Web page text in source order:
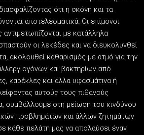
ότι η σκόνη και τα
αποτελεσματικά. Οι επίμονοι
αντιμετωπίζονται με κατάλληλα
οι λεκέδες και να διευκολυνθεί
ακολουθεί καθαρισμός με ατμό για την
και βακτηρίων από
καρέκλες και άλλα υφασμάτινα ή
αυτούς τους πιθανούς
συμβάλλουμε στη μείωση του κινδύνου
προβλημάτων και άλλων ζητημάτων
κάθε πελάτη μας να απολαύσει έναν